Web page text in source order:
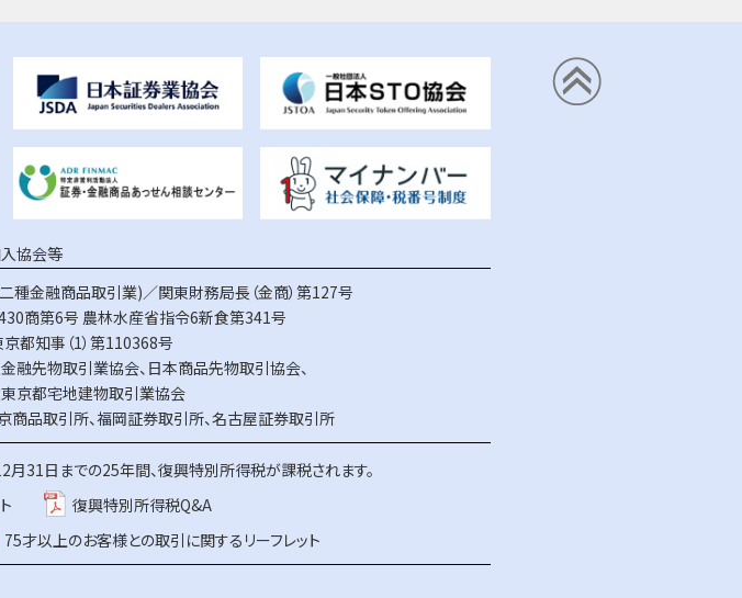
協会等
金融商品取引業)／関東財務局長（金商）第127号
商第6号 農林水産省指令6新食第341号
都知事（1）第110368号
融先物取引業協会、 日本商品先物取引協会、
京都宅地建物取引業協会
商品取引所、福岡証券取引所、名古屋証券取引所
31日までの25年間、復興特別所得税が課税されます。
復興特別所得税Q&A
75才以上のお客様との取引に関するリーフレット